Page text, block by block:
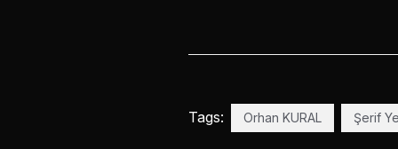
Tags: Orhan KURAL Şerif